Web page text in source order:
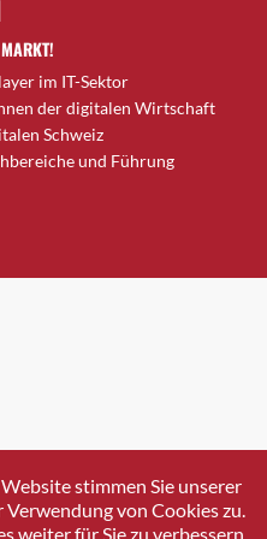
im IT-Sektor
der digitalen Wirtschaft
Schweiz
und Führung
stimmen Sie unserer
von Cookies zu.
weiter für Sie zu verbessern.